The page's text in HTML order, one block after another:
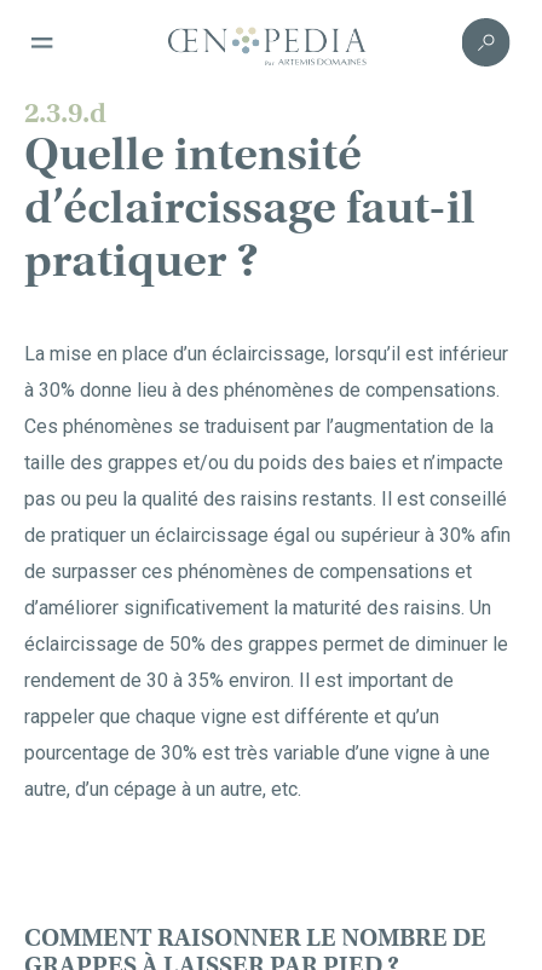
2.3.9.d
Quelle intensité
d’éclaircissage faut-il
pratiquer ?
La mise en place d’un éclaircissage, lorsqu’il est inférieur
à 30% donne lieu à des phénomènes de compensations.
Ces phénomènes se traduisent par l’augmentation de la
taille des grappes et/ou du poids des baies et n’impacte
pas ou peu la qualité des raisins restants. Il est conseillé
de pratiquer un éclaircissage égal ou supérieur à 30% afin
de surpasser ces phénomènes de compensations et
d’améliorer significativement la maturité des raisins. Un
éclaircissage de 50% des grappes permet de diminuer le
rendement de 30 à 35% environ. Il est important de
rappeler que chaque vigne est différente et qu’un
pourcentage de 30% est très variable d’une vigne à une
autre, d’un cépage à un autre, etc.
COMMENT RAISONNER LE NOMBRE DE